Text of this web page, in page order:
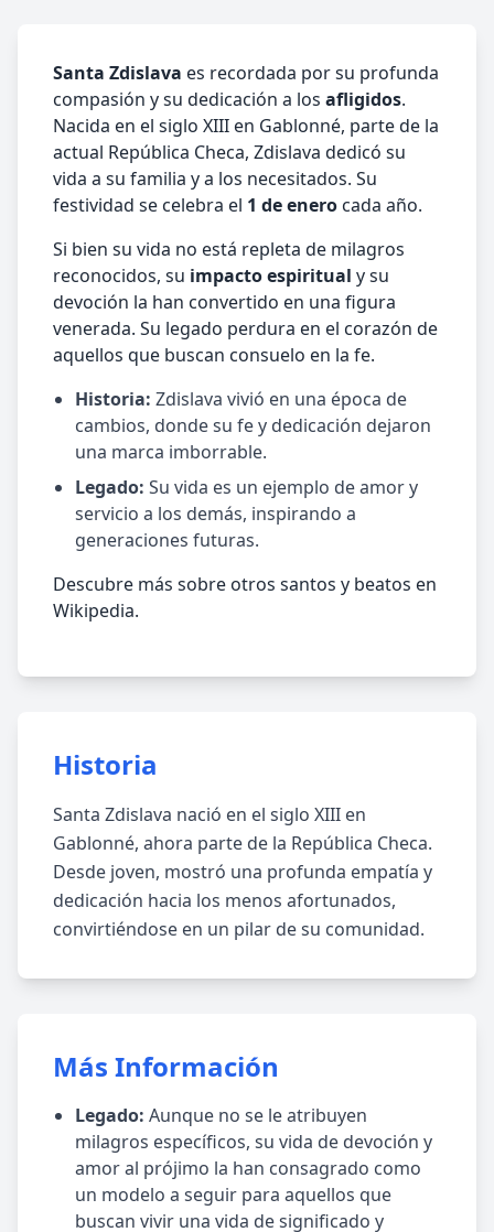
Santa Zdislava es recordada por su profunda
compasión y su dedicación a los afligidos.
Nacida en el siglo XIII en Gablonné, parte de la
actual República Checa, Zdislava dedicó su
vida a su familia y a los necesitados. Su
festividad se celebra el 1 de enero cada año.
Si bien su vida no está repleta de milagros
reconocidos, su impacto espiritual y su
devoción la han convertido en una figura
venerada. Su legado perdura en el corazón de
aquellos que buscan consuelo en la fe.
Historia: Zdislava vivió en una época de
cambios, donde su fe y dedicación dejaron
una marca imborrable.
Legado: Su vida es un ejemplo de amor y
servicio a los demás, inspirando a
generaciones futuras.
Descubre más sobre otros santos y beatos en
Wikipedia.
Historia
Santa Zdislava nació en el siglo XIII en
Gablonné, ahora parte de la República Checa.
Desde joven, mostró una profunda empatía y
dedicación hacia los menos afortunados,
convirtiéndose en un pilar de su comunidad.
Más Información
Legado: Aunque no se le atribuyen
milagros específicos, su vida de devoción y
amor al prójimo la han consagrado como
un modelo a seguir para aquellos que
buscan vivir una vida de significado y